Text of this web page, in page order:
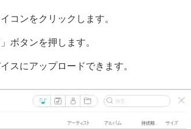
コンをクリックします。
ボタンを押します。
スにアップロードできます。